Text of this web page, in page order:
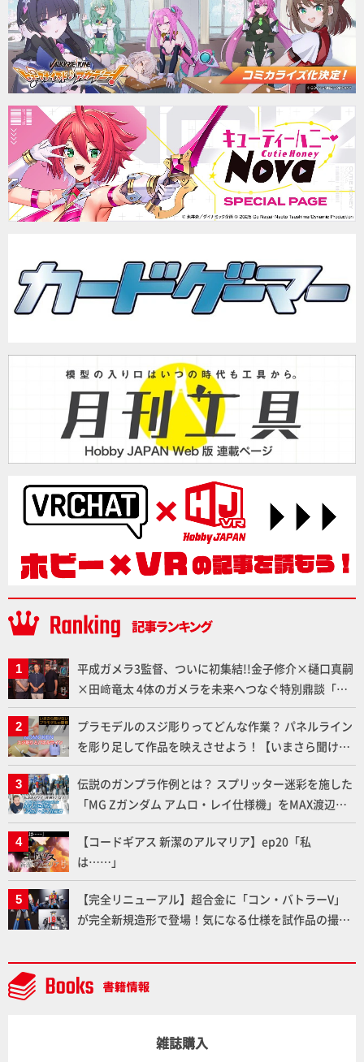
平成ガメラ3監督、ついに初集結!!金子修介×樋口真嗣
×田﨑竜太 4体のガメラを未来へつなぐ特別鼎談「ガ
メラ永久保存化プロジェクト FINAL」
プラモデルのスジ彫りってどんな作業？ パネルライン
を彫り足して作品を映えさせよう！【いまさら聞けな
いプラモデルの基礎：スジ彫りとパネルライン】
伝説のガンプラ作例とは？ スプリッター迷彩を施した
「MG Zガンダム アムロ・レイ仕様機」をMAX渡辺が
ふたたび塗る!!【試し読み】
【コードギアス 新潔のアルマリア】ep20「私
は……」
【完全リニューアル】超合金に「コン・バトラーV」
が完全新規造形で登場！気になる仕様を試作品の撮り
ト」セット情報もお届け！【超合金の魂】
雑誌購入